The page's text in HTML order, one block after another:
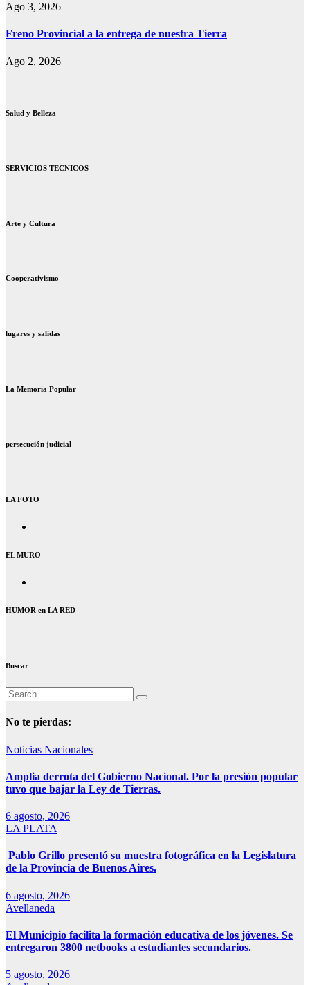
Ago 3, 2026
Freno Provincial a la entrega de nuestra Tierra
Ago 2, 2026
Salud y Belleza
SERVICIOS TECNICOS
Arte y Cultura
Cooperativismo
lugares y salidas
La Memoria Popular
persecución judicial
LA FOTO
EL MURO
HUMOR en LA RED
Buscar
No te pierdas:
Noticias Nacionales
Amplia derrota del Gobierno Nacional. Por la presión popular
tuvo que bajar la Ley de Tierras.
6 agosto, 2026
LA PLATA
Pablo Grillo presentó su muestra fotográfica en la Legislatura
de la Provincia de Buenos Aires.
6 agosto, 2026
Avellaneda
El Municipio facilita la formación educativa de los jóvenes. Se
entregaron 3800 netbooks a estudiantes secundarios.
5 agosto, 2026